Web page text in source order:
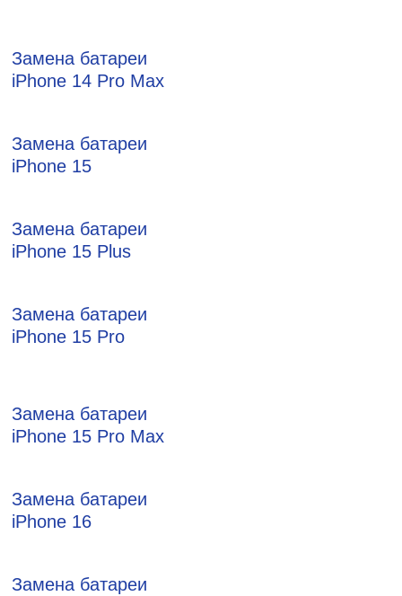
Замена батареи
iPhone 14 Pro Max
Замена батареи
iPhone 15
Замена батареи
iPhone 15 Plus
Замена батареи
iPhone 15 Pro
Замена батареи
iPhone 15 Pro Max
Замена батареи
iPhone 16
Замена батареи